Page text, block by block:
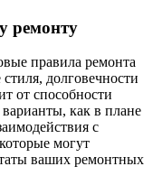
ремонту
правила ремонта
долговечности
от способности
варианты, как в плане
с
могут
ваших ремонтных